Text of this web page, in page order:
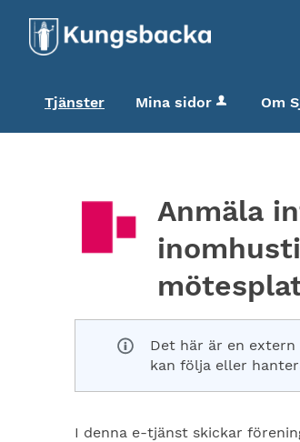
Tjänster Mina sidor Om
Anmäla
Det här är en
kan följa eller
I denna e-tjänst skickar